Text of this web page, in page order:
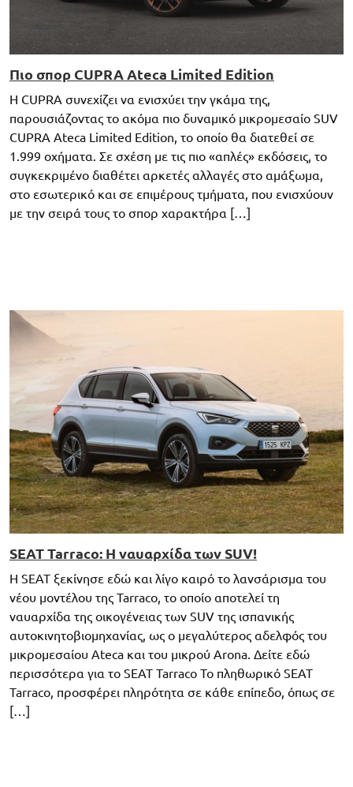
Πιο σπορ CUPRA Ateca Limited Edition
Η CUPRA συνεχίζει να ενισχύει την γκάμα της,
παρουσιάζοντας το ακόμα πιο δυναμικό μικρομεσαίο SUV
CUPRA Ateca Limited Edition, το οποίο θα διατεθεί σε
1.999 οχήματα. Σε σχέση με τις πιο «απλές» εκδόσεις, το
συγκεκριμένο διαθέτει αρκετές αλλαγές στο αμάξωμα,
στο εσωτερικό και σε επιμέρους τμήματα, που ενισχύουν
με την σειρά τους το σπορ χαρακτήρα […]
SEAT Tarraco: Η ναυαρχίδα των SUV!
H SEAT ξεκίνησε εδώ και λίγο καιρό το λανσάρισμα του
νέου μοντέλου της Tarraco, το οποίο αποτελεί τη
ναυαρχίδα της οικογένειας των SUV της ισπανικής
αυτοκινητοβιομηχανίας, ως ο μεγαλύτερος αδελφός του
μικρομεσαίου Ateca και του μικρού Arona. Δείτε εδώ
περισσότερα για το SEAT Tarraco Το πληθωρικό SEAT
Tarraco, προσφέρει πληρότητα σε κάθε επίπεδο, όπως σε
[…]